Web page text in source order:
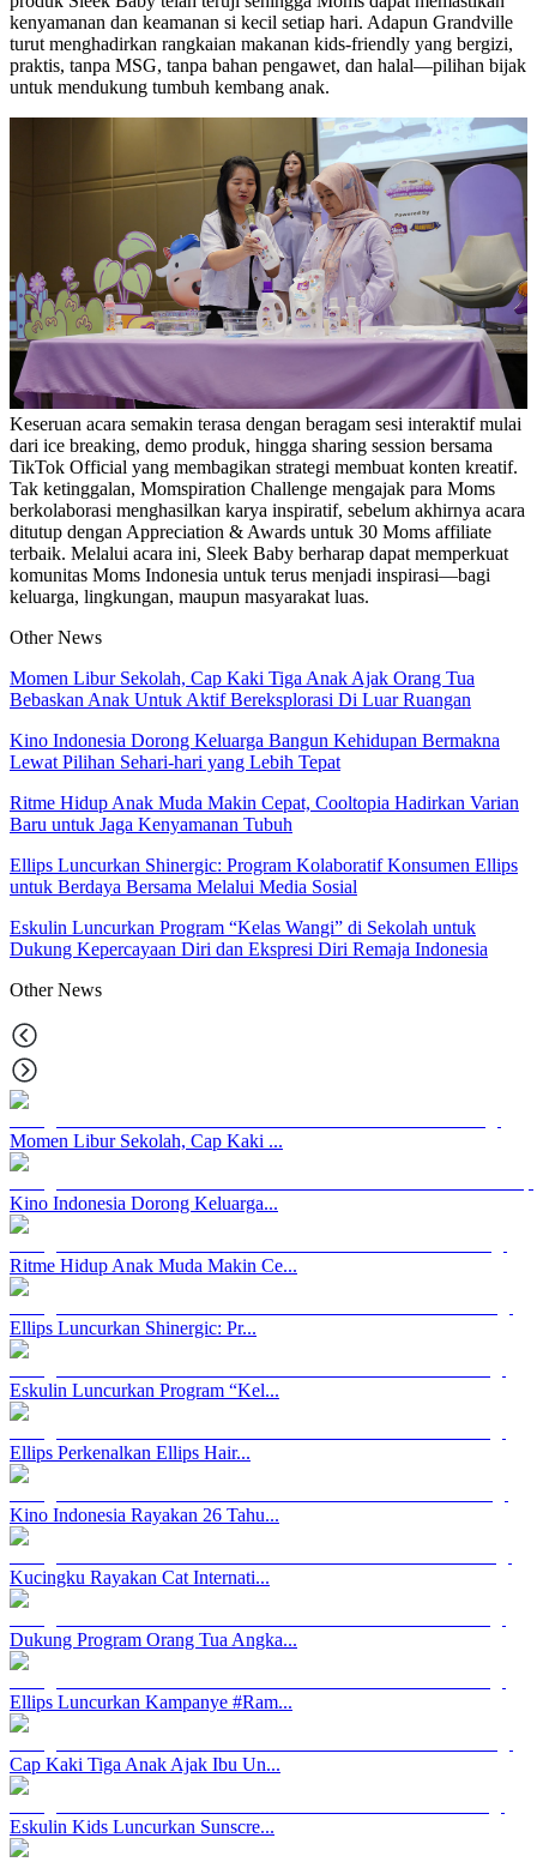
kenyamanan dan keamanan si kecil setiap hari. Adapun Grandville
turut menghadirkan rangkaian makanan kids-friendly yang bergizi,
praktis, tanpa MSG, tanpa bahan pengawet, dan halal—pilihan bijak
untuk mendukung tumbuh kembang anak.
Keseruan acara semakin terasa dengan beragam sesi interaktif mulai
dari ice breaking, demo produk, hingga sharing session bersama
TikTok Official yang membagikan strategi membuat konten kreatif.
Tak ketinggalan, Momspiration Challenge mengajak para Moms
berkolaborasi menghasilkan karya inspiratif, sebelum akhirnya acara
ditutup dengan Appreciation & Awards untuk 30 Moms affiliate
terbaik. Melalui acara ini, Sleek Baby berharap dapat memperkuat
komunitas Moms Indonesia untuk terus menjadi inspirasi—bagi
keluarga, lingkungan, maupun masyarakat luas.
Other News
Momen Libur Sekolah, Cap Kaki Tiga Anak Ajak Orang Tua
Bebaskan Anak Untuk Aktif Bereksplorasi Di Luar Ruangan
Kino Indonesia Dorong Keluarga Bangun Kehidupan Bermakna
Lewat Pilihan Sehari-hari yang Lebih Tepat
Ritme Hidup Anak Muda Makin Cepat, Cooltopia Hadirkan Varian
Baru untuk Jaga Kenyamanan Tubuh
Ellips Luncurkan Shinergic: Program Kolaboratif Konsumen Ellips
untuk Berdaya Bersama Melalui Media Sosial
Eskulin Luncurkan Program “Kelas Wangi” di Sekolah untuk
Dukung Kepercayaan Diri dan Ekspresi Diri Remaja Indonesia
OtherNews
Momen Libur Sekolah, Cap Kaki ...
Kino Indonesia Dorong Keluarga...
Ritme Hidup Anak Muda Makin Ce...
Ellips Luncurkan Shinergic: Pr...
Eskulin Luncurkan Program “Kel...
Ellips Perkenalkan Ellips Hair...
Kino Indonesia Rayakan 26 Tahu...
Kucingku Rayakan Cat Internati...
Dukung Program Orang Tua Angka...
Ellips Luncurkan Kampanye #Ram...
Cap Kaki Tiga Anak Ajak Ibu Un...
Eskulin Kids Luncurkan Sunscre...